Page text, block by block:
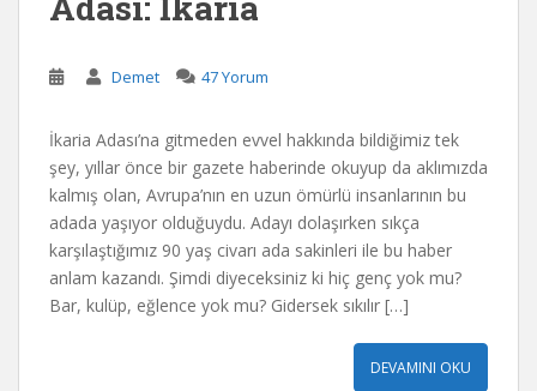
Demet 47 Yorum
İkaria Adası’na gitmeden evvel hakkında bildiğimiz tek
şey, yıllar önce bir gazete haberinde okuyup da aklımızda
kalmış olan, Avrupa’nın en uzun ömürlü insanlarının bu
adada yaşıyor olduğuydu. Adayı dolaşırken sıkça
karşılaştığımız 90 yaş civarı ada sakinleri ile bu haber
anlam kazandı. Şimdi diyeceksiniz ki hiç genç yok mu?
Bar, kulüp, eğlence yok mu? Gidersek sıkılır […]
DEVAMINI OKU